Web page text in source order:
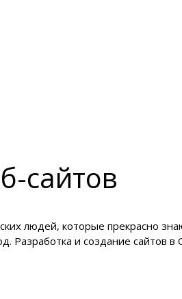
сайтов
людей, которые прекрасно
и создание сайтов